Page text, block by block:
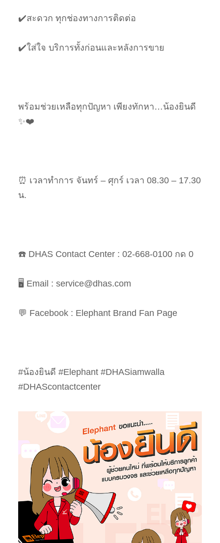
✔️สะดวก ทุกช่องทางการติดต่อ
✔️ใส่ใจ บริการทั้งก่อนและหลังการขาย
พร้อมช่วยเหลือทุกปัญหา เพียงทักหา…น้องยินดี
✨❤️
⏰ เวลาทำการ จันทร์ – ศุกร์ เวลา 08.30 – 17.30
น.
☎️ DHAS Contact Center : 02-668-0100 กด 0
🖥️ Email : service@dhas.com
💬 Facebook : Elephant Brand Fan Page
#น้องยินดี #Elephant #DHASiamwalla
#DHAScontactcenter